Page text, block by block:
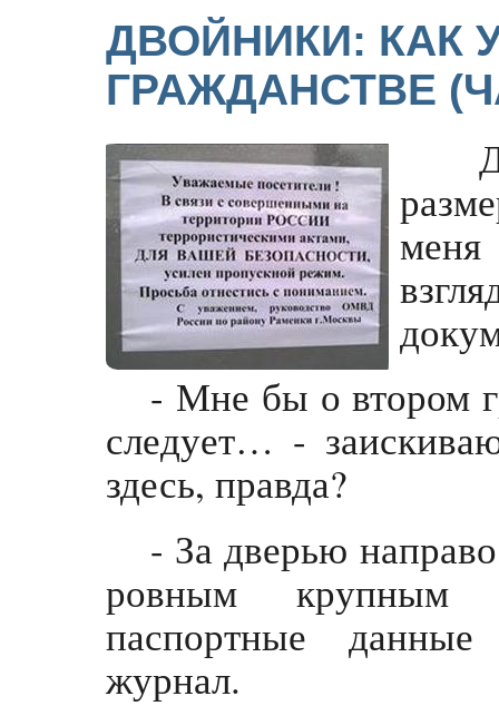
ДВОЙНИКИ: КАК
ГРАЖДАНСТВЕ
- Мне бы о втором
следует… -
здесь, правда?
- За дверью
ровным крупным
паспортные
журнал.